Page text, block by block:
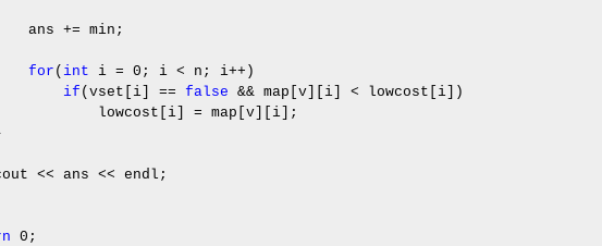
+= min;
for ( int i = 0 ; i < n; i++ )
if (vset[i] == false && map[v][i] < lowcost[i])
= map[v][i];
<< ans << endl;
0 ;